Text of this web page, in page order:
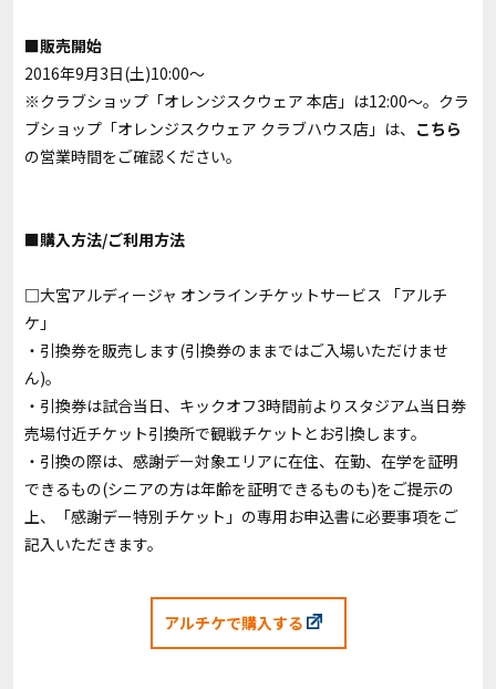
■販売開始
2016年9月3日(土)10:00～
※クラブショップ「オレンジスクウェア 本店」は12:00～。クラ
ブショップ「オレンジスクウェア クラブハウス店」は、 こちら
の営業時間をご確認ください。
■購入方法/ご利用方法
□大宮アルディージャ オンラインチケットサービス 「アルチ
ケ 」
・引換券を販売します(引換券のままではご入場いただけませ
ん)。
・引換券は試合当日、キックオフ3時間前よりスタジアム当日券
売場付近チケット引換所で観戦チケットとお引換します。
・引換の際は、感謝デー対象エリアに在住、在勤、在学を証明
できるもの(シニアの方は年齢を証明できるものも)をご提示の
上、「感謝デー特別チケット」の専用お申込書に必要事項をご
記入いただきます。
アルチケで購入する